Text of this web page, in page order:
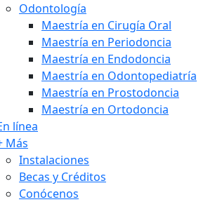
Odontología
Maestría en Cirugía Oral
Maestría en Periodoncia
Maestría en Endodoncia
Maestría en Odontopediatría
Maestría en Prostodoncia
Maestría en Ortodoncia
línea
Más
Instalaciones
Becas y Créditos
Conócenos